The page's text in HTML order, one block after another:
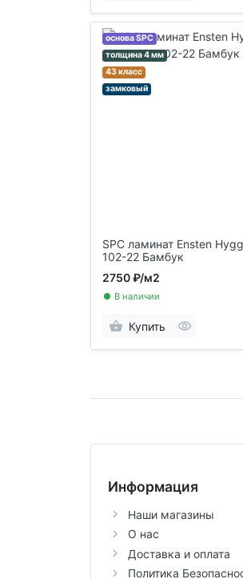
основа SPC
толщина 4 мм
43 класс
замковый
SPC ламинат Ensten
102-22 Бамбук
2750 ₽/м2
В наличии
Купить
Информация
Наши магазины
О нас
Доставка и оплата
Политика